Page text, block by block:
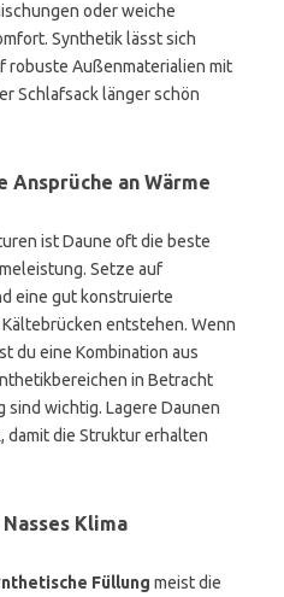
oder weiche
Synthetik lässt sich
robuste Außenmaterialien mit
Schlafsack länger schön
an Wärme
ist Daune oft die beste
Setze auf
eine gut konstruierte
entstehen. Wenn
du eine Kombination aus
in Betracht
sind wichtig. Lagere Daunen
damit die Struktur erhalten
Klima
Füllung meist die